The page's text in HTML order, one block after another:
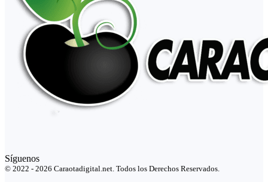
Síguenos
© 2022 - 2026 Caraotadigital.net. Todos los Derechos Reservados.